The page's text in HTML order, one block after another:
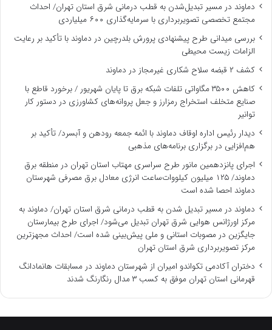
دماوند در مسیر تبدیل‌شدن به قطب درمانی شرق استان تهران/ احداث
مجتمع تخصصی تصویربرداری با سرمایه‌گذاری ۶۰۰ میلیاردی
بررسی میدانی طرح پیشنهادی پرورش بلدرچین در دماوند با تأکید بر رعایت
الزامات زیست ‌محیطی
کشف ۲ قبضه سلاح شکاری غیرمجاز در دماوند
کاهش ۳۵۰۰ مگاواتی تلفات شبکه برق تا پایان شهریور / برخورد قاطع با
صنایع متخلف استخراج رمزارز و جعل پروانه‌های کشاورزی در دستور کار
توانیر
دیدار رئیس اداره اوقاف دماوند با ائمه جمعه رودهن و آبسرد/ تأکید بر
هم‌افزایی در برگزاری برنامه‌های مذهبی
اجرای پانزدهمین مانور طرح سراسری مهتاب استان تهران در منطقه برق
دماوند/ ۱۲۵ میلیون کیلووات‌ساعت انرژی معادل برق مصرفی شهرستان
دماوند احصا شده است
دماوند در مسیر تبدیل شدن به قطب درمانی شرق استان تهران/ دماوند به
مرکز اورژانس هوایی شرق تهران تبدیل می‌شود/ اجرای طرح بیمارستان
جایگزین در مصوبات استانی و ملی پیش‌بینی شده است/ احداث مجهزترین
مرکز تصویربرداری شرق استان تهران
دختران آکادمی تکواندو امیران از شهرستان دماوند در مسابقات هانمادانگ
قهرمانی استان تهران موفق به کسب ۳ مدال رنگارنگ شدند